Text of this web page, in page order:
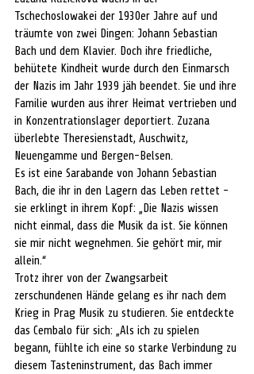
Tschechoslowakei der 1930er Jahre auf und
träumte von zwei Dingen: Johann Sebastian
Bach und dem Klavier. Doch ihre friedliche,
behütete Kindheit wurde durch den Einmarsch
der Nazis im Jahr 1939 jäh beendet. Sie und ihre
Familie wurden aus ihrer Heimat vertrieben und
in Konzentrationslager deportiert. Zuzana
überlebte Theresienstadt, Auschwitz,
Neuengamme und Bergen-Belsen.
Es ist eine Sarabande von Johann Sebastian
Bach, die ihr in den Lagern das Leben rettet -
sie erklingt in ihrem Kopf: „Die Nazis wissen
nicht einmal, dass die Musik da ist. Sie können
sie mir nicht wegnehmen. Sie gehört mir, mir
allein.“
Trotz ihrer von der Zwangsarbeit
zerschundenen Hände gelang es ihr nach dem
Krieg in Prag Musik zu studieren. Sie entdeckte
das Cembalo für sich: „Als ich zu spielen
begann, fühlte ich eine so starke Verbindung zu
diesem Tasteninstrument, das Bach immer